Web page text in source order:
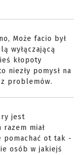
Może facio był
wyłączającą
kłopoty
niezły pomysł na
problemów.
jest
razem miał
pomachać ot tak -
osób w jakiejś